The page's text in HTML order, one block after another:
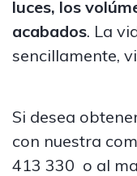
luces, los
acabados. La
sencillamente,
Si desea
con nuestra
413 330 o al